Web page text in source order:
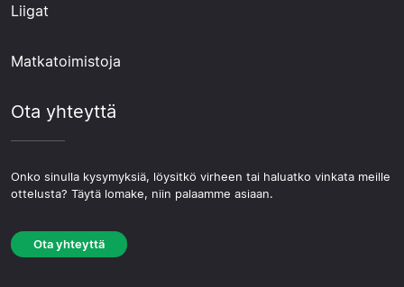
Liigat
Matkatoimistoja
Ota yhteyttä
Onko sinulla kysymyksiä, löysitkö virheen tai haluatko vinkata meille
ottelusta? Täytä lomake, niin palaamme asiaan.
Ota yhteyttä